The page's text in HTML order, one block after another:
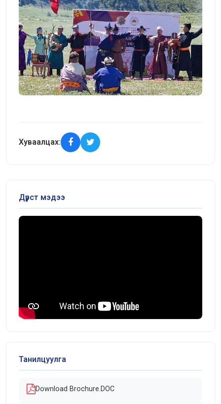
Хуваалцах:
Дүрст мэдээ
Танилцуулга
Download Brochure.DOC